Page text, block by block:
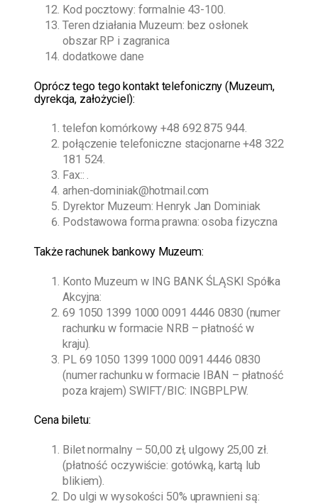
Kod pocztowy: formalnie 43-100.
Teren działania Muzeum: bez osłonek
obszar RP i zagranica
dodatkowe dane
Oprócz tegotego kontakt telefoniczny (Muzeum,
dyrekcja, założyciel):
telefon komórkowy+48 692 875 944.
połączenie telefoniczne stacjonarne+48 322
181 524.
Fax:: .
arhen-dominiak@hotmail.com
Dyrektor Muzeum: Henryk Jan Dominiak
Podstawowa forma prawna: osoba fizyczna
Także rachunek bankowy Muzeum:
Konto Muzeum w ING BANK ŚLĄSKI Spółka
Akcyjna:
69 1050 1399 1000 0091 4446 0830 (numer
rachunku w formacie NRB – płatność w
kraju).
PL 69 1050 1399 1000 0091 4446 0830
(numer rachunku w formacie IBAN – płatność
poza krajem) SWIFT/BIC: INGBPLPW.
Cena biletu:
Bilet normalny – 50,00 zł, ulgowy 25,00 zł.
(płatność oczywiście: gotówką, kartą lub
blikiem).
Do ulgi w wysokości 50% uprawnieni są: